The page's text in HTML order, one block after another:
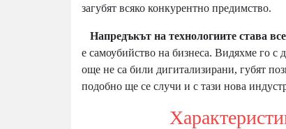
загубят всяко конкурентно предимство.
Напредъкът на технологиите става
е самоубийство на бизнеса. Видяхме го с
още не са били дигитализирани, губят
подобно ще се случи и с тази нова
Характеристики